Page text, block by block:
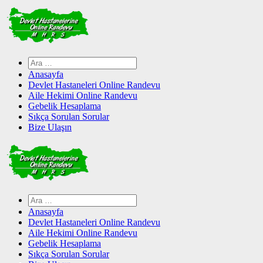
Skip
to
content
Arama:
Anasayfa
Devlet Hastaneleri Online Randevu
Aile Hekimi Online Randevu
Gebelik Hesaplama
Sıkça Sorulan Sorular
Bize Ulaşın
Arama:
Anasayfa
Devlet Hastaneleri Online Randevu
Aile Hekimi Online Randevu
Gebelik Hesaplama
Sıkça Sorulan Sorular